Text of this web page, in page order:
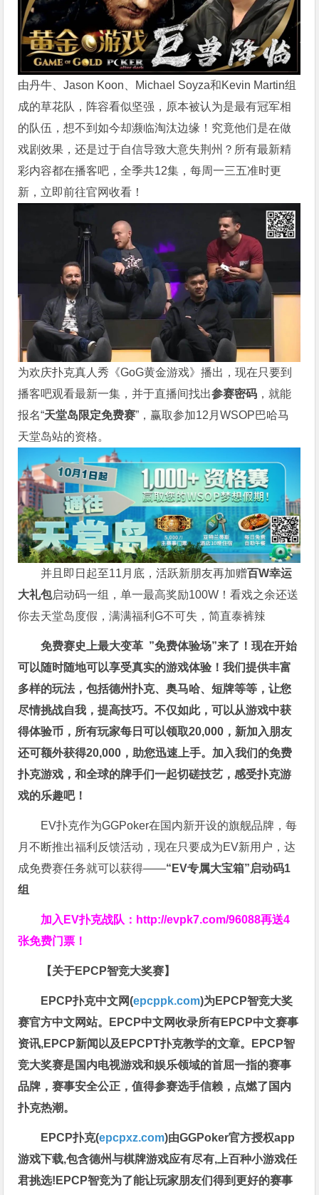
由丹牛、Jason Koon、Michael Soyza和Kevin Martin组
成的草花队，阵容看似坚强，原本被认为是最有冠军相
的队伍，想不到如今却濒临淘汰边缘！ 究竟他们是在做
戏剧效果，还是过于自信导致大意失荆州？ 所有最新精
彩内容都在播客吧，全季共12集，每周一三五准时更
新，立即前往官网收看！
为欢庆扑克真人秀《GoG黄金游戏》播出，现在只要到
播客吧观看最新一集，并于直播间找出参赛密码 ，就能
报名“天堂岛限定免费赛”，赢取参加12月WSOP巴哈马
天堂岛站的资格。
并且即日起至11月底，活跃新朋友再加赠百W幸运
大礼包启动码一组，单一最高奖励100W！看戏之余还送
你去天堂岛度假，满满福利G不可失，简直泰裤辣
免费赛史上最大变革 ”免费体验场”来了！现在开始
可以随时随地可以享受真实的游戏体验！我们提供丰富
多样的玩法，包括德州扑克、奥马哈、短牌等等，让您
尽情挑战自我，提高技巧。不仅如此，可以从游戏中获
得体验币，所有玩家每日可以领取20,000，新加入朋友
还可额外获得20,000，助您迅速上手。 加入我们的免费
扑克游戏，和全球的牌手们一起切磋技艺，感受扑克游
戏的乐趣吧！
EV扑克作为GGPoker在国内新开设的旗舰品牌，每
月不断推出福利反馈活动，现在只要成为EV新用户，达
成免费赛任务就可以获得——“EV专属大宝箱”启动码1
组
加入EV扑克战队： http://evpk7.com/96088再送4
张免费门票！
【关于EPCP智竞大奖赛】
EPCP扑克中文网(epcppk.com)为EPCP智竞大奖
赛官方中文网站。EPCP中文网收录所有EPCP中文赛事
资讯,EPCP新闻以及EPCPT扑克教学的文章。EPCP智
竞大奖赛是国内电视游戏和娱乐领域的首屈一指的赛事
品牌，赛事安全公正，值得参赛选手信赖，点燃了国内
扑克热潮。
EPCP扑克(epcpxz.com)由GGPoker官方授权app
游戏下载,包含德州与棋牌游戏应有尽有,上百种小游戏任
君挑选!EPCP智竞为了能让玩家朋友们得到更好的赛事